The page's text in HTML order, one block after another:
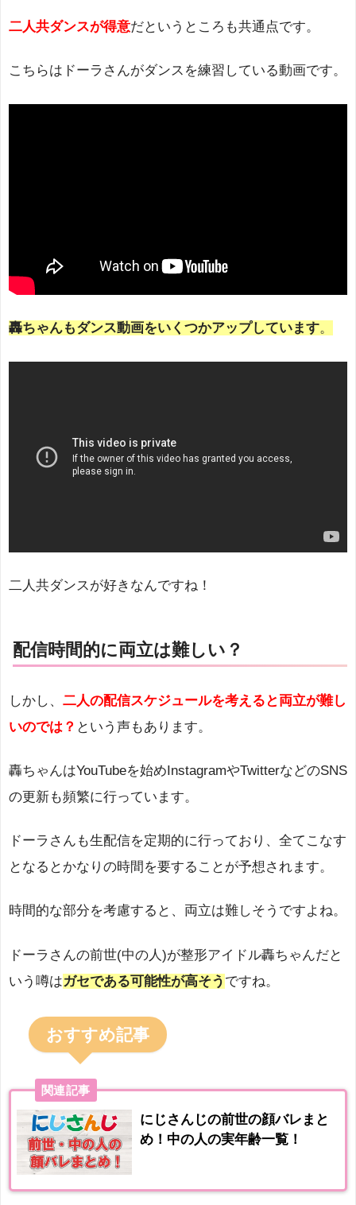
二人共ダンスが得意だというところも共通点です。
こちらはドーラさんがダンスを練習している動画です。
轟ちゃんもダンス動画をいくつかアップしています。
二人共ダンスが好きなんですね！
配信時間的に両立は難しい？
しかし、 二人の配信スケジュールを考えると両立が難し
いのでは？ という声もあります。
轟ちゃんはYouTubeを始めInstagramやTwitterなどのSNS
の更新も頻繁に行っています。
ドーラさんも生配信を定期的に行っており、全てこなす
となるとかなりの時間を要することが予想されます。
時間的な部分を考慮すると、両立は難しそうですよね。
ドーラさんの前世(中の人)が整形アイドル轟ちゃんだと
いう噂はガセである可能性が高そう ですね。
おすすめ記事
関連記事
にじさんじの前世の顔バレまと
め！中の人の実年齢一覧！